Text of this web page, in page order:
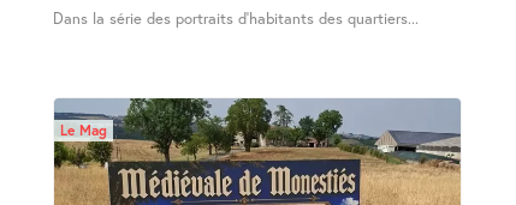
Dans la série des portraits d’habitants des quartiers...
Le Mag